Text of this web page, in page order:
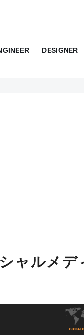
DESIGNER
ャルメデ